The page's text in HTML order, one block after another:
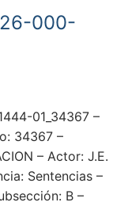
000-
01_34367 –
34367 –
– Actor: J.E.
Sentencias –
B –